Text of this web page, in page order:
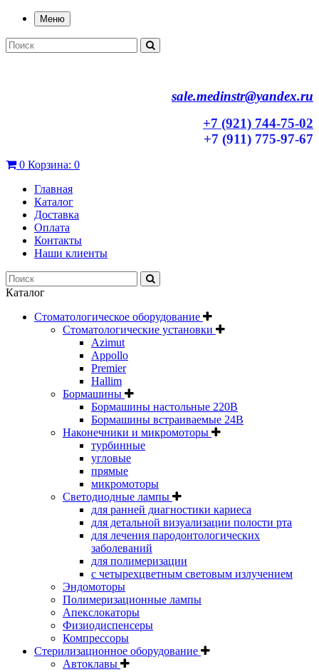
Меню
sale.medinstr@yandex.ru
+7 (921) 744-75-02
+7 (911) 775-97-67
0 Корзина: 0
Главная
Каталог
Доставка
Оплата
Контакты
Наши клиенты
Каталог
Стоматологическое оборудование
Стоматологические установки
Azimut
Appollo
Premier
Hallim
Бормашины
Бормашины настольные 220В
Бормашины встраиваемые 24В
Наконечники и микромоторы
турбинные
угловые
прямые
микромоторы
Светодиодные лампы
для ранней диагностики кариеса
для детальной визуализации полости рта
для лечения пародонтологических
заболеваний
для полимеризации
с четырехцветным световым излучением
Эндомоторы
Полимеризационные лампы
Апекслокаторы
Физиодиспенсеры
Компрессоры
Стерилизационное оборудование
Автоклавы